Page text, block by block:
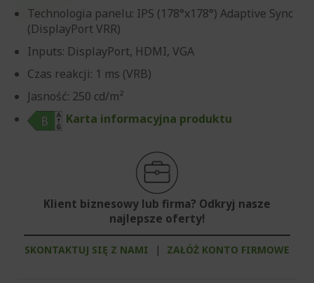
Technologia panelu: IPS (178°x178°) Adaptive Sync
(DisplayPort VRR)
Inputs: DisplayPort, HDMI, VGA
Czas reakcji: 1 ms (VRB)
Jasność: 250 cd/m²
Karta informacyjna produktu
Klient biznesowy lub firma? Odkryj nasze
najlepsze oferty!
SKONTAKTUJ SIĘ Z NAMI | ZAŁÓŻ KONTO FIRMOWE